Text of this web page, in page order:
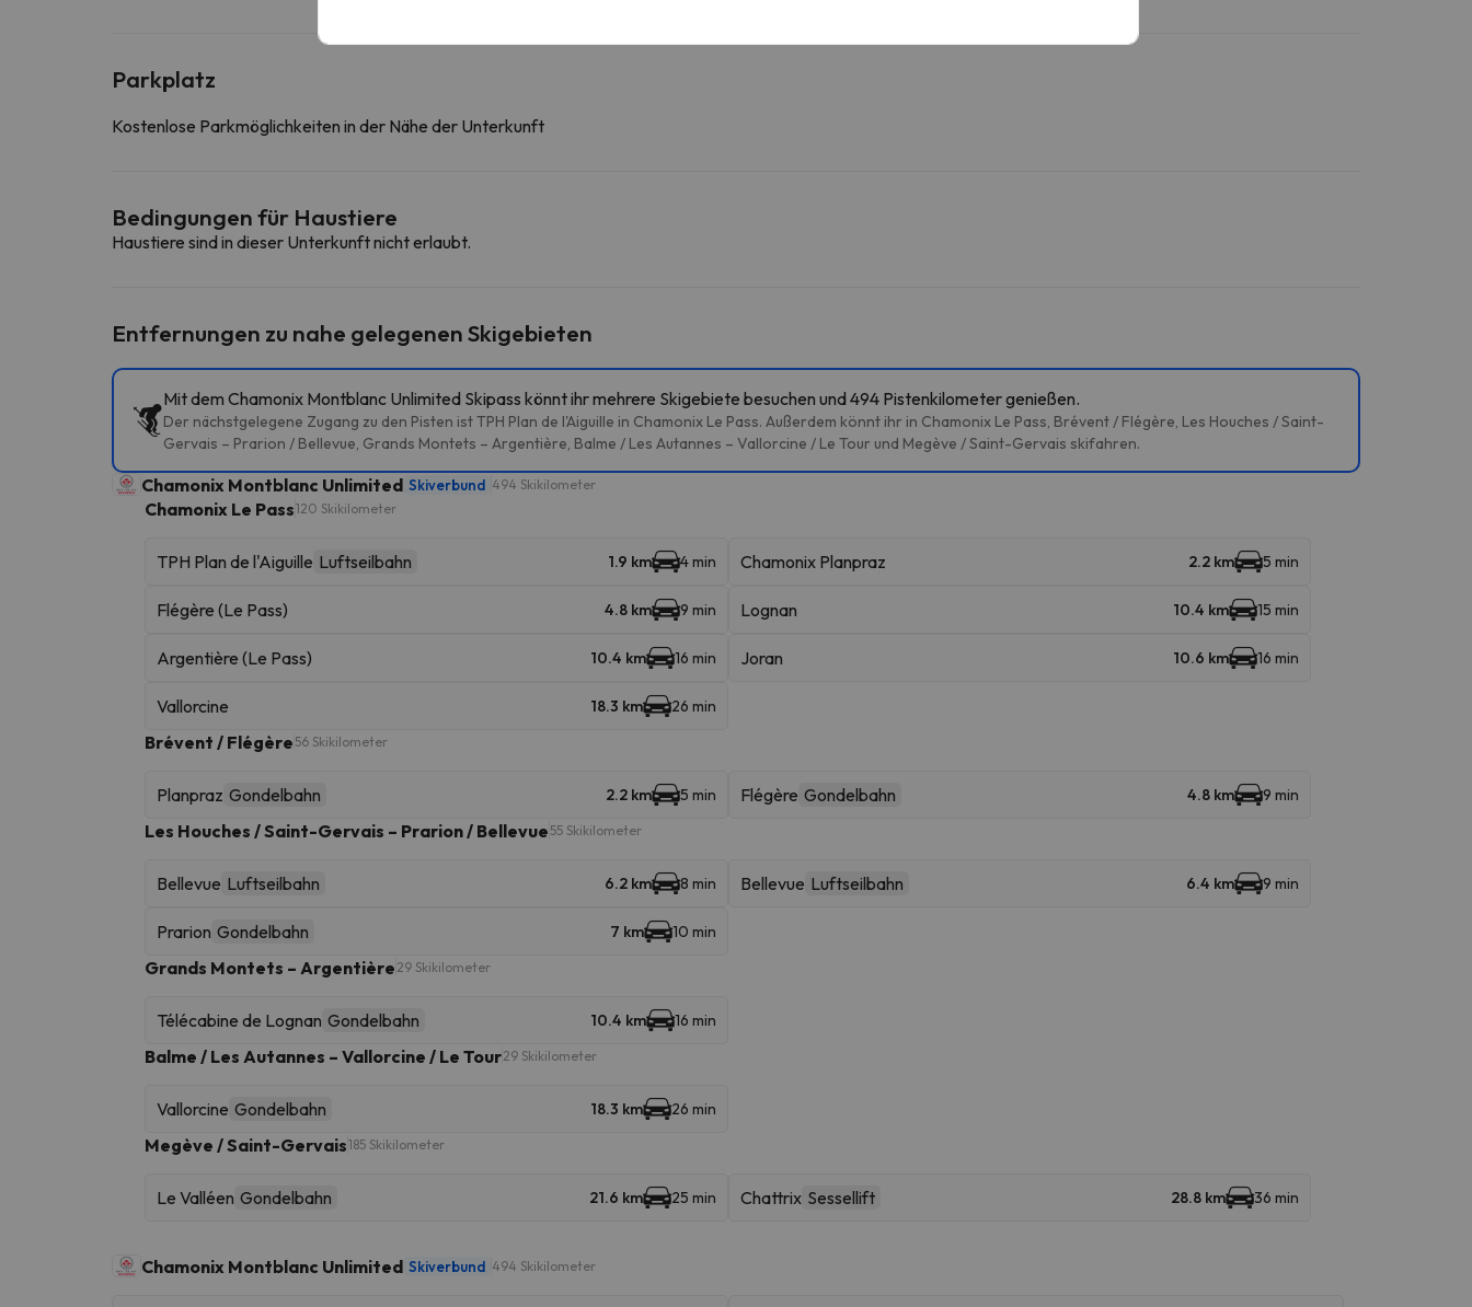
Parkplatz
Kostenlose Parkmöglichkeiten in der Nähe der Unterkunft
Bedingungen für Haustiere
Haustiere sind in dieser Unterkunft nicht erlaubt.
Entfernungen zu nahe gelegenen Skigebieten
Mit dem Chamonix Montblanc Unlimited Skipass könnt ihr mehrere Skigebiete besuchen und 494 Pistenkilometer genießen.
Der nächstgelegene Zugang zu den Pisten ist TPH Plan de l'Aiguille in Chamonix Le Pass. Außerdem könnt ihr in Chamonix Le Pass, Brévent / Flégère, Les Houches / Saint-
Gervais – Prarion / Bellevue, Grands Montets – Argentière, Balme / Les Autannes – Vallorcine / Le Tour und Megève / Saint-Gervais skifahren.
Chamonix Montblanc Unlimited Skiverbund 494 Skikilometer
Chamonix Le Pass120 Skikilometer
TPH Plan de l'Aiguille Luftseilbahn 1.9 km 4 min Chamonix Planpraz 2.2 km 5 min
Flégère (Le Pass) 4.8 km 9 min Lognan 10.4 km 15 min
Argentière (Le Pass) 10.4 km 16 min Joran 10.6 km 16 min
Vallorcine 18.3 km 26 min
Brévent / Flégère 56 Skikilometer
Planpraz Gondelbahn 2.2 km 5 min Flégère Gondelbahn 4.8 km 9 min
Les Houches / Saint-Gervais – Prarion / Bellevue 55 Skikilometer
Bellevue Luftseilbahn 6.2 km 8 min Bellevue Luftseilbahn 6.4 km 9 min
Prarion Gondelbahn 7 km 10 min
Grands Montets – Argentière 29 Skikilometer
Télécabine de Lognan Gondelbahn 10.4 km 16 min
Balme / Les Autannes – Vallorcine / Le Tour29 Skikilometer
Vallorcine Gondelbahn 18.3 km 26 min
Megève / Saint-Gervais185 Skikilometer
Le Valléen Gondelbahn 21.6 km 25 min Chattrix Sessellift 28.8 km 36 min
Chamonix Montblanc Unlimited Skiverbund 494 Skikilometer